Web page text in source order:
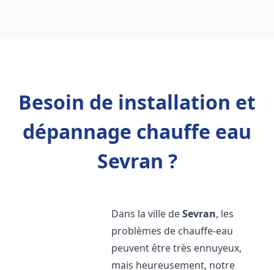
Besoin de installation et
dépannage chauffe eau
Sevran ?
Dans la ville deSevran, les
problèmes de chauffe-eau
peuvent être très ennuyeux,
mais heureusement, notre